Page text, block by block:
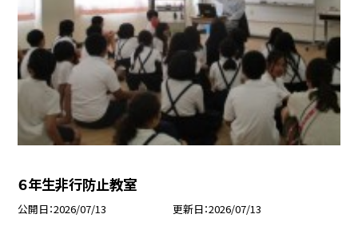
６年生非行防止教室
公開日 2026/07/13 更新日 2026/07/13